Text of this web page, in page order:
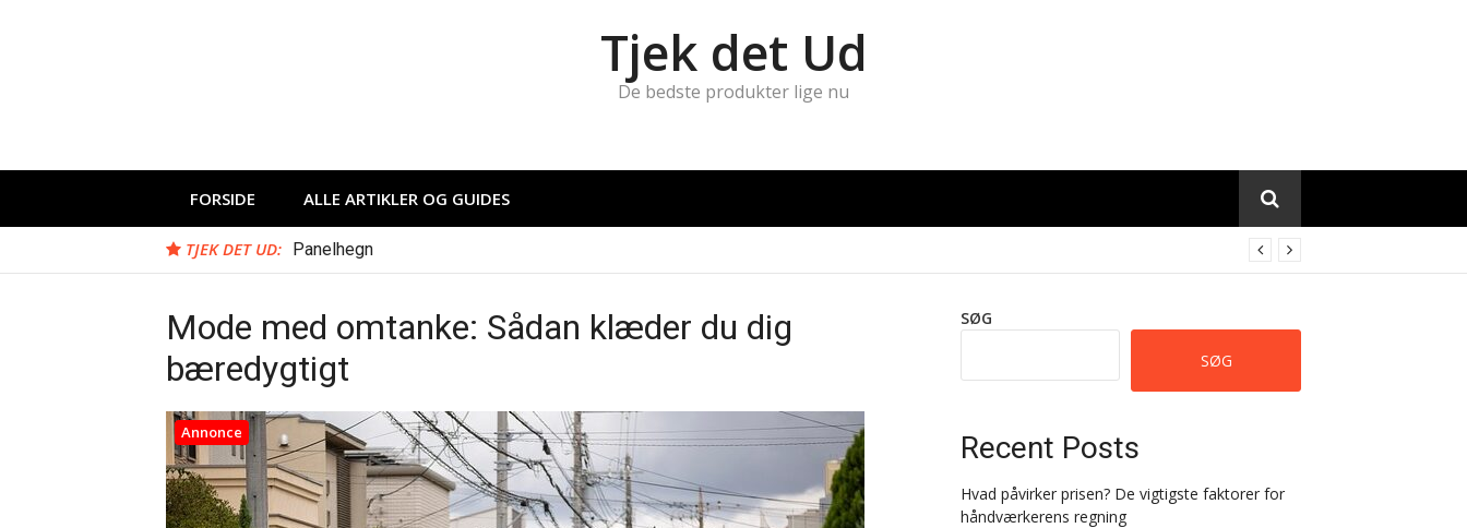
Tjek det Ud
De bedste produkter lige nu
FORSIDE ALLE ARTIKLER OG GUIDES
TJEK DET UD: Panelhegn
Mode med omtanke: Sådan klæder du dig
bæredygtigt
Annonce
SØG
SØG
Recent Posts
Hvad påvirker prisen? De vigtigste faktorer for
håndværkerens regning